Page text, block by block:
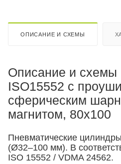
ОПИСАНИЕ И СХЕМЫ
Описание и
ISO15552 с
сферическим
магнитом, 80x100
Пневматические
(Ø32–100 мм). В
ISO 15552 / VDMA 24562.